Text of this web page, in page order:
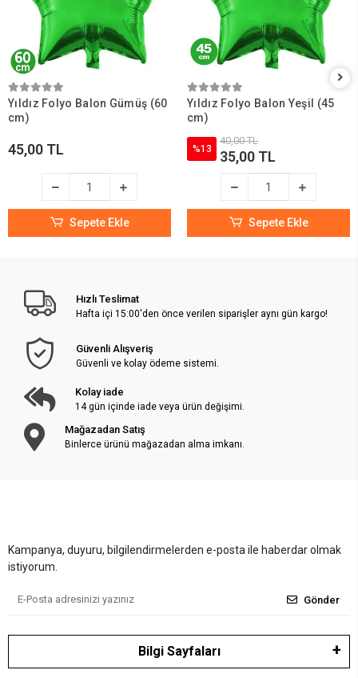
Yıldız Folyo Balon Gümüş (60
cm)
45,00 TL
Sepete Ekle
Yıldız Folyo Balon Yeşil (45
cm)
%13
40,00 TL
35,00 TL
Sepete Ekle
Hızlı Teslimat
Hafta içi 15:00'den önce verilen siparişler aynı gün kargo!
Güvenli Alışveriş
Güvenli ve kolay ödeme sistemi.
Kolay iade
14 gün içinde iade veya ürün değişimi.
Mağazadan Satış
Binlerce ürünü mağazadan alma imkanı.
Kampanya, duyuru, bilgilendirmelerden e-posta ile haberdar olmak
istiyorum.
Gönder
Bilgi Sayfaları